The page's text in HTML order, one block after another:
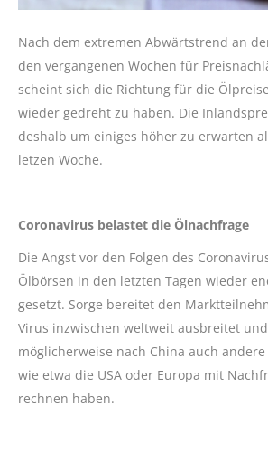
Nach dem extremen Abwärtstrend an
den vergangenen Wochen für
scheint sich die Richtung für die
wieder gedreht zu haben. Die
deshalb um einiges höher zu erwarten
letzen Woche.
Coronavirus belastet die Ölnachfrage
Die Angst vor den Folgen des
Ölbörsen in den letzten Tagen wieder
gesetzt. Sorge bereitet den
Virus inzwischen weltweit ausbreitet
möglicherweise nach China auch
wie etwa die USA oder Europa mit
rechnen haben.